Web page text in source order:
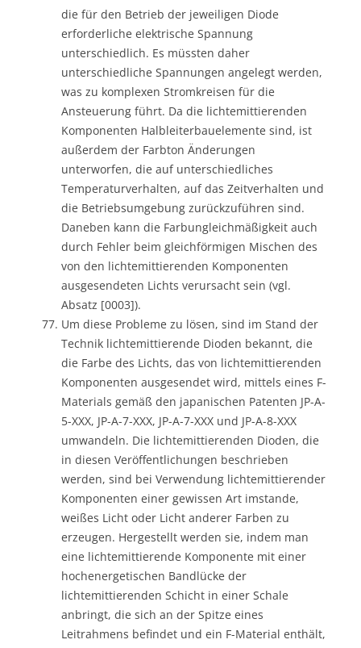
die für den Betrieb der jeweiligen Diode
erforderliche elektrische Spannung
unterschiedlich. Es müssten daher
unterschiedliche Spannungen angelegt werden,
was zu komplexen Stromkreisen für die
Ansteuerung führt. Da die lichtemittierenden
Komponenten Halbleiterbauelemente sind, ist
außerdem der Farbton Änderungen
unterworfen, die auf unterschiedliches
Temperaturverhalten, auf das Zeitverhalten und
die Betriebsumgebung zurückzuführen sind.
Daneben kann die Farbungleichmäßigkeit auch
durch Fehler beim gleichförmigen Mischen des
von den lichtemittierenden Komponenten
ausgesendeten Lichts verursacht sein (vgl.
Absatz [0003]).
Um diese Probleme zu lösen, sind im Stand der
Technik lichtemittierende Dioden bekannt, die
die Farbe des Lichts, das von lichtemittierenden
Komponenten ausgesendet wird, mittels eines F-
Materials gemäß den japanischen Patenten JP-A-
5-XXX, JP-A-7-XXX, JP-A-7-XXX und JP-A-8-XXX
umwandeln. Die lichtemittierenden Dioden, die
in diesen Veröffentlichungen beschrieben
werden, sind bei Verwendung lichtemittierender
Komponenten einer gewissen Art imstande,
weißes Licht oder Licht anderer Farben zu
erzeugen. Hergestellt werden sie, indem man
eine lichtemittierende Komponente mit einer
hochenergetischen Bandlücke der
lichtemittierenden Schicht in einer Schale
anbringt, die sich an der Spitze eines
Leitrahmens befindet und ein F-Material enthält,